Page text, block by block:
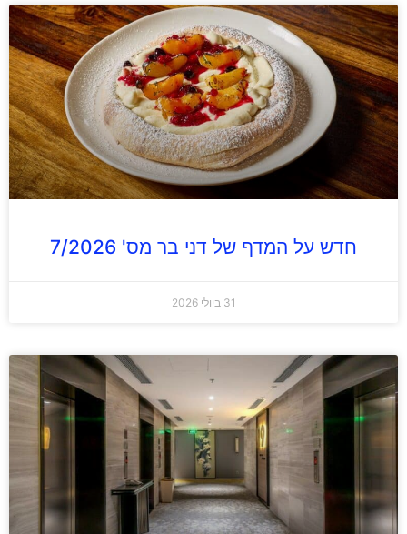
חדש על המדף של דני בר מס' 7/2026
31 ביולי 2026